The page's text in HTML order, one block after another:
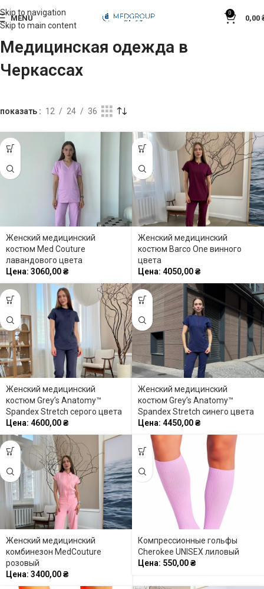
Skip to navigation
Skip to main content
MENU
0
0,00
Медицинская одежда в
Черкассах
показать 12 24 36
Женский медицинский
костюм Med Couture
лавандового цвета
Цена: 3060,00₴
Женский медицинский
костюм Barco One винного
цвета
Цена: 4050,00₴
Женский медицинский
костюм Grey’s Anatomy™
Spandex Stretch серого цвета
Цена: 4600,00₴
Женский медицинский
костюм Grey’s Anatomy™
Spandex Stretch синего цвета
Цена: 4450,00₴
Женский медицинский
комбинезон MedCouture
розовый
Цена: 3400,00₴
Компрессионные гольфы
Cherokee UNISEX лиловый
Цена: 550,00₴